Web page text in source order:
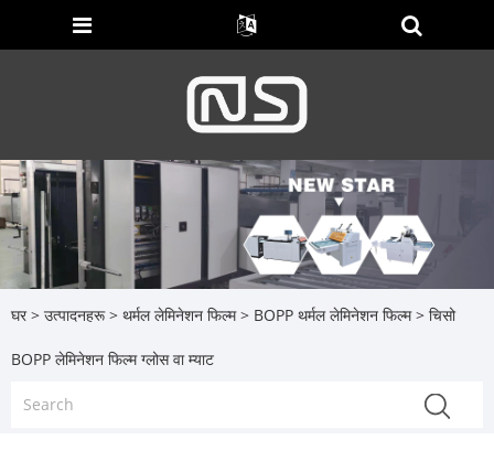
घर > उत्पादनहरू> थर्मल लेमिनेशन फिल्म> BOPP थर्मल लेमिनेशन फिल्म> चिसो
BOPP लेमिनेशन फिल्म ग्लोस वा म्याट